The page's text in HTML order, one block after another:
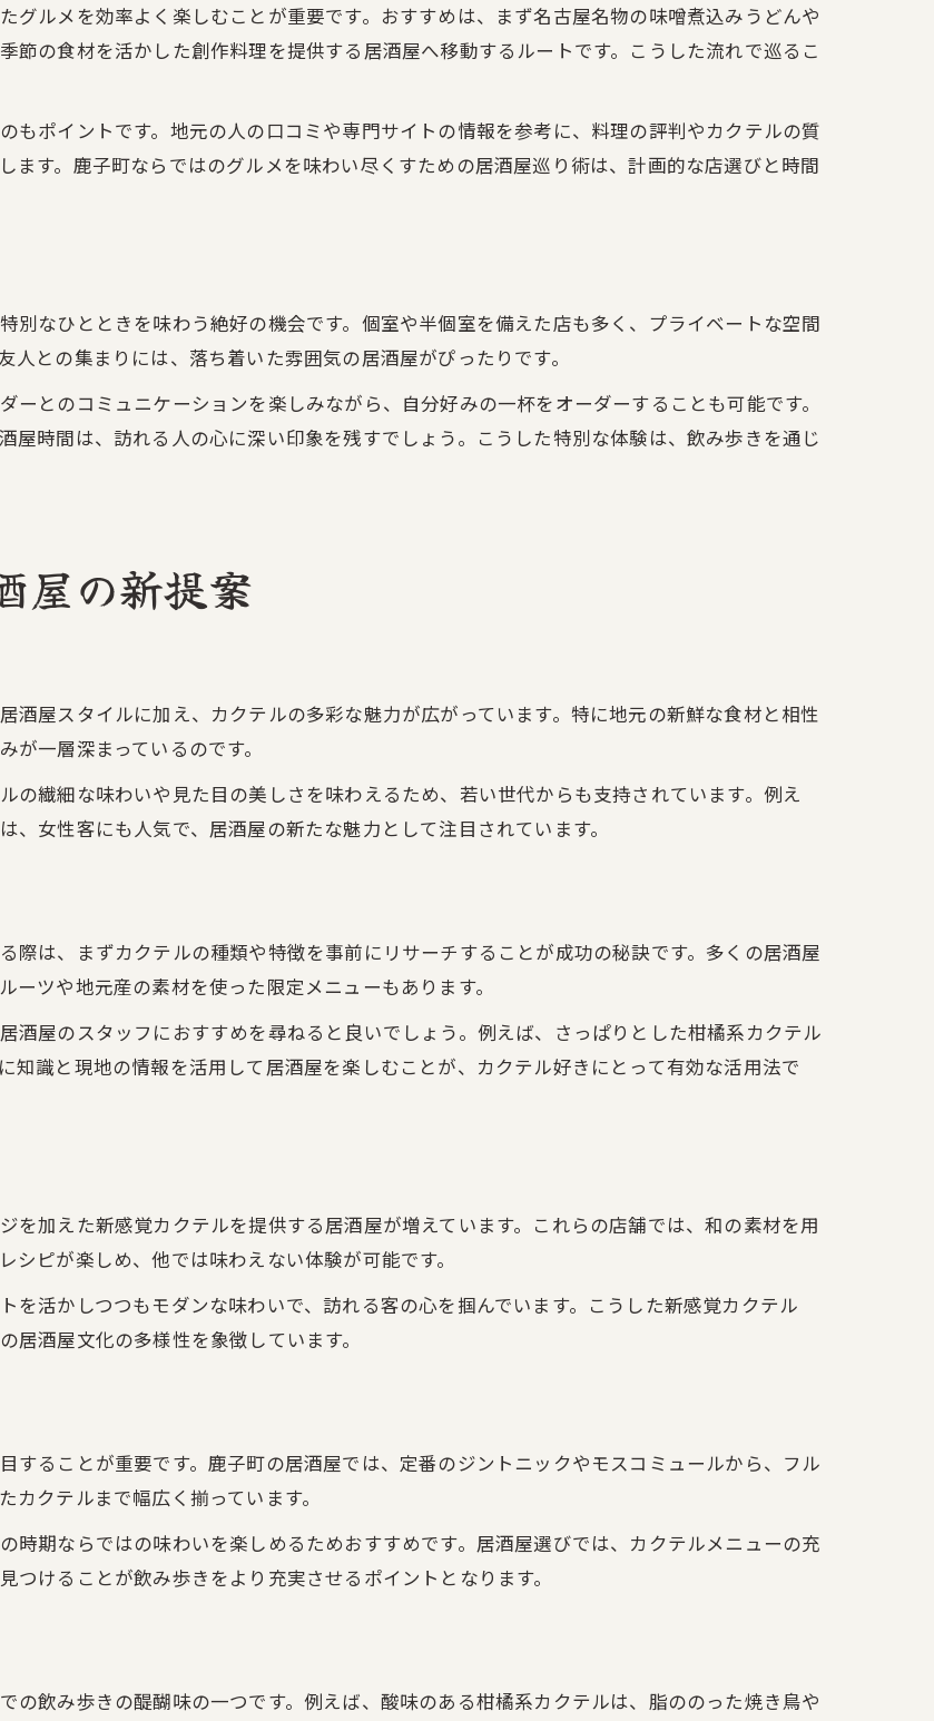
地域密着の居酒屋体験でグルメ満喫
グルメを効率よく楽しむことが重要です。おすすめは、まず名古屋名物の味噌煮込みうどんや
節の食材を活かした創作料理を提供する居酒屋へ移動するルートです。こうした流れで巡るこ
もポイントです。地元の人の口コミや専門サイトの情報を参考に、料理の評判やカクテルの質
ます。鹿子町ならではのグルメを味わい尽くすための居酒屋巡り術は、計画的な店選びと時間
別なひとときを味わう絶好の機会です。個室や半個室を備えた店も多く、プライベートな空間
との集まりには、落ち着いた雰囲気の居酒屋がぴったりです。
とのコミュニケーションを楽しみながら、自分好みの一杯をオーダーすることも可能です。
屋時間は、訪れる人の心に深い印象を残すでしょう。こうした特別な体験は、飲み歩きを通じ
屋の新提案
酒屋スタイルに加え、カクテルの多彩な魅力が広がっています。特に地元の新鮮な食材と相性
一層深まっているのです。
の繊細な味わいや見た目の美しさを味わえるため、若い世代からも支持されています。例え
女性客にも人気で、居酒屋の新たな魅力として注目されています。
際は、まずカクテルの種類や特徴を事前にリサーチすることが成功の秘訣です。多くの居酒屋
ツや地元産の素材を使った限定メニューもあります。
酒屋のスタッフにおすすめを尋ねると良いでしょう。例えば、さっぱりとした柑橘系カクテル
知識と現地の情報を活用して居酒屋を楽しむことが、カクテル好きにとって有効な活用法で
を加えた新感覚カクテルを提供する居酒屋が増えています。これらの店舗では、和の素材を用
ピが楽しめ、他では味わえない体験が可能です。
を活かしつつもモダンな味わいで、訪れる客の心を掴んでいます。こうした新感覚カクテル
酒屋文化の多様性を象徴しています。
することが重要です。鹿子町の居酒屋では、定番のジントニックやモスコミュールから、フル
クテルまで幅広く揃っています。
時期ならではの味わいを楽しめるためおすすめです。居酒屋選びでは、カクテルメニューの充
けることが飲み歩きをより充実させるポイントとなります。
の飲み歩きの醍醐味の一つです。例えば、酸味のある柑橘系カクテルは、脂ののった焼き鳥や